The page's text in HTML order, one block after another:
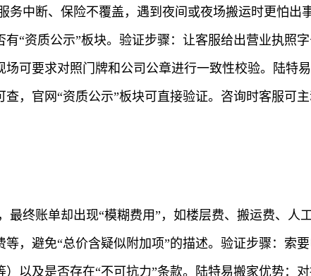
中断、保险不覆盖，遇到夜间或夜场搬运时更怕
“资质公示”板块。验证步骤：让客服给出营业执照
可要求对照门牌和公司公章进行一致性校验。陆特
，官网“资质公示”板块可直接验证。咨询时客服可
终账单却出现“模糊费用”，如楼层费、搬运费、人
，避免“总价含疑似附加项”的描述。验证步骤：索
以及是否存在“不可抗力”条款。陆特易搬家优势：